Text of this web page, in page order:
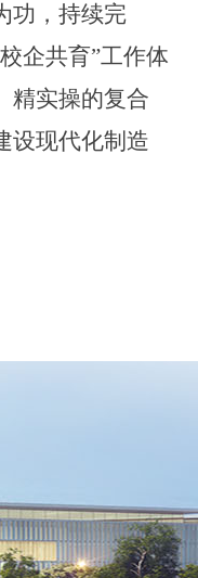
功，持续完
企共育”工作体
精实操的复合
设现代化制造